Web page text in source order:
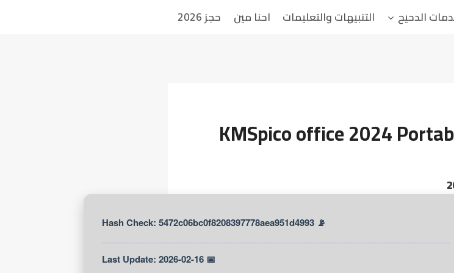
الدحيح التنبيهات والتعليمات احنا مين حجز 2026
KMSpico office 2024
📡 Hash Check: 5472c06bc0f8208397778aea951d4993
📅 Last Update: 2026-02-16